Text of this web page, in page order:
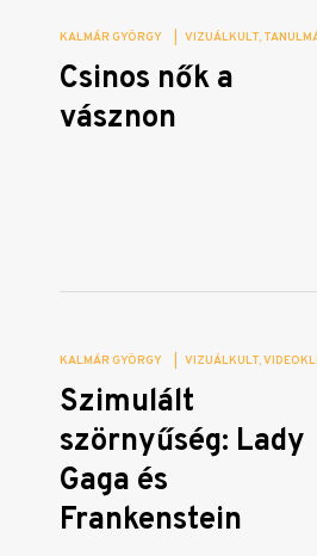
KALMÁR GYÖRGY VIZUÁLKULT
Csinos nők a
vásznon
KALMÁR GYÖRGY VIZUÁLKULT
Szimulált
szörnyűség: Lady
Gaga és
Frankenstein